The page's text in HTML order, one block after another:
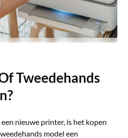
Tweedehands
nieuwe printer, is het kopen
model een